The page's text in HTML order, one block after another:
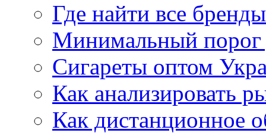
Где найти все
Минимальный порог
Сигареты оптом
Как анализировать
Как дистанционное